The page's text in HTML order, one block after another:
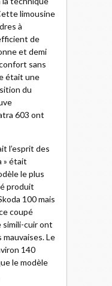
limousine
à
de
et demi
sans
était une
du
603 ont
l’esprit des
» était
le plus
produit
100 mais
coupé
cuir ont
Le
140
le modèle